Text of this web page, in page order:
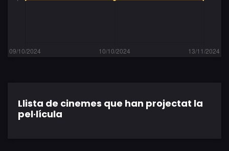
Llista de cinemes que han projectat la
pel·lícula